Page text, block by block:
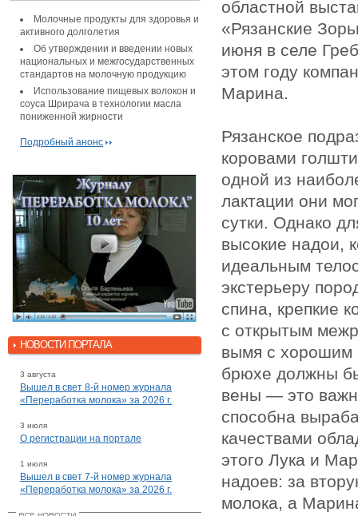
Молочные продукты для здоровья и
активного долголетия
Об утверждении и введении новых
национальных и межгосударственных
стандартов на молочную продукцию
Использование пищевых волокон и
соуса Шрирача в технологии масла
пониженной жирности
Подробный анонс
НОВОСТИ ПОРТАЛА
3 августа
Вышел в свет 8-й номер журнала
«Переработка молока» за 2026 г.
3 июля
О регистрации на портале
1 июля
Вышел в свет 7-й номер журнала
«Переработка молока» за 2026 г.
областной
«Рязанские
июня в селе
этом году
Марина.
Рязанское
коровами
одной из
лактации они
сутки. Однако
высокие надои,
идеальным
экстерьеру
спина, крепкие
с открытым
вымя с хорошим
брюхе должны
вены — это
способна
качествами
этого Лука и
надоев: за
молока, а